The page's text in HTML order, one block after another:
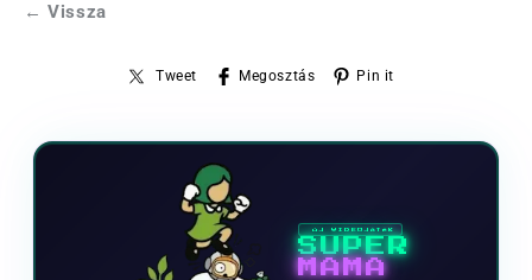
← Vissza
Tweet Megosztás Pin it
ÚJ VIDEOJÁTÉK
SUPER
MAMA